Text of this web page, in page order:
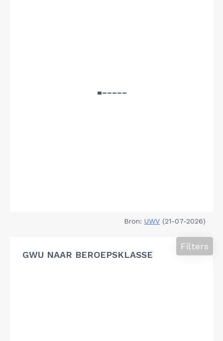
Bron: UWV (21-07-2026)
GWU NAAR BEROEPSKLASSE
Filters